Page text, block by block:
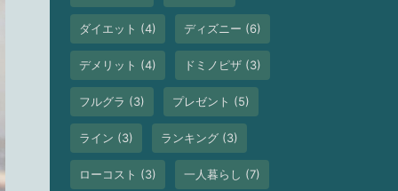
ダイエット (4) ディズニー (6)
デメリット (4) ドミノピザ (3)
フルグラ (3) プレゼント (5)
ライン (3) ランキング (3)
ローコスト (3) 一人暮らし (7)